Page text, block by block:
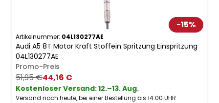
-15%
Artikelnummer: 04L130277AE
Audi A5 8T Motor Kraft Stoffein Spritzung Einspritzung
04L130277AE
Promo-Preis
51,95 €44,16 €
Kostenloser Versand:12.–13. Aug.
Versand noch heute, bei einer Bestellung bis 14:00 UHR